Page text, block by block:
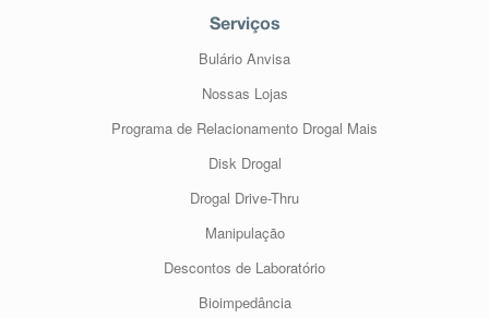
Serviços
Bulário Anvisa
Nossas Lojas
Programa de Relacionamento Drogal Mais
Disk Drogal
Drogal Drive-Thru
Manipulação
Descontos de Laboratório
Bioimpedância